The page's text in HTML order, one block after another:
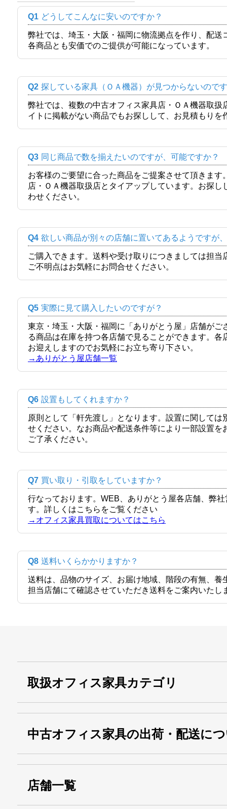
Q1 どうしてこんなに安いのですか？
弊社では、埼玉・大阪・福岡に物流拠点を作り、配
各商品とも安価でのご提供が可能になっています。
Q2 探している家具（ＯＡ機器）が見つからないので
弊社では、複数の中古オフィス家具店・ＯＡ機器取
イトに掲載がない商品でもお探しして、お見積もりを
Q3 同じ商品で数を揃えたいのですが、可能ですか？
お客様のご要望に合った商品をご提案させて頂きま
店・ＯＡ機器取扱店とタイアップしています。お探
わせください。
Q4 欲しい商品が別々の店舗に置いてあるようですが
ご購入できます。送料や受け取りにつきましては担
ご不明点はお気軽にお問合せください。
Q5 実際に見て購入したいのですが？
東京・埼玉・大阪・福岡に「ありがとう屋」店舗が
る商品は在庫を持つ各店舗で見ることができます。
お迎えしますのでお気軽にお立ち寄り下さい。
→ありがとう屋店舗一覧
Q6 設置もしてくれますか？
原則として「軒先渡し」となります。設置に関して
せください。なお商品や配送条件等により一部設置
ご了承ください。
Q7 買い取り・引取をしていますか？
行なっております。WEB、ありがとう屋各店舗、弊
す。詳しくはこちらをご覧ください
→オフィス家具買取についてはこちら
Q8 送料いくらかかりますか？
送料は、品物のサイズ、お届け地域、階段の有無、
担当店舗にて確認させていただき送料をご案内いたし
取扱オフィス家具カテゴリ
中古オフィス家具の出荷・配送に
店舗一覧